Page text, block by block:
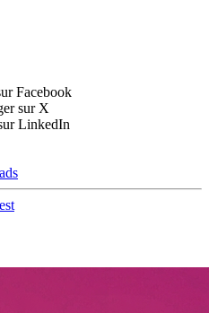
Facebook
sur X
LinkedIn